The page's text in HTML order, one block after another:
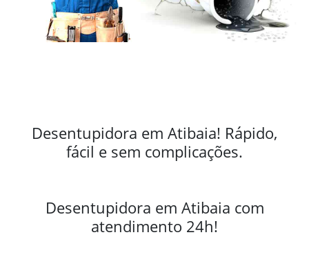
Desentupidora em Atibaia! Rápido,
fácil e sem complicações.
Desentupidora em Atibaia com
atendimento 24h!